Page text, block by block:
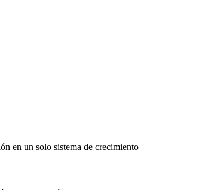
en un solo sistema de crecimiento